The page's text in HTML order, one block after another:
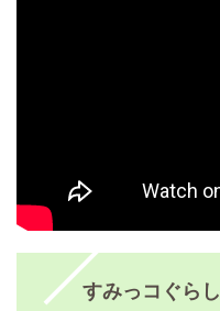
すみっコぐらし